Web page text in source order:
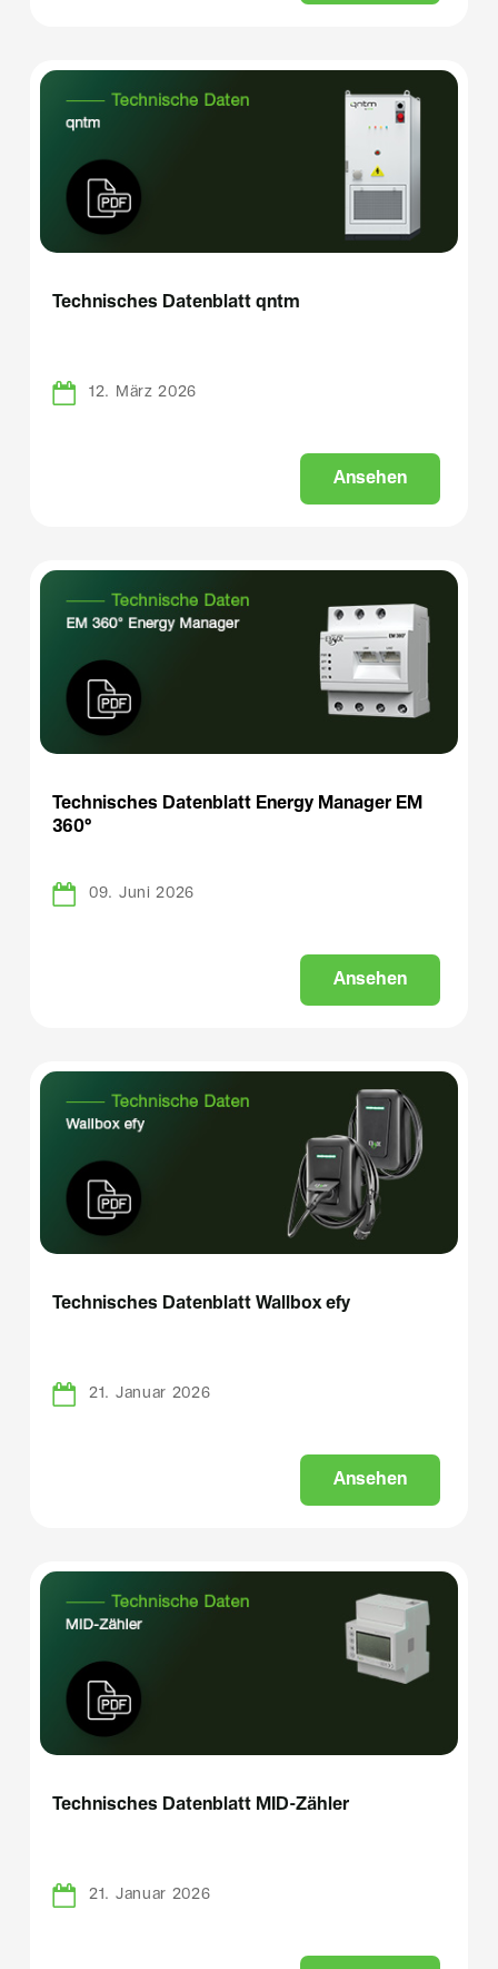
Technisches Datenblatt qntm
12. März 2026
Ansehen
Technisches Datenblatt Energy Manager EM
360°
09. Juni 2026
Ansehen
Technisches Datenblatt Wallbox efy
21. Januar 2026
Ansehen
Technisches Datenblatt MID-Zähler
21. Januar 2026